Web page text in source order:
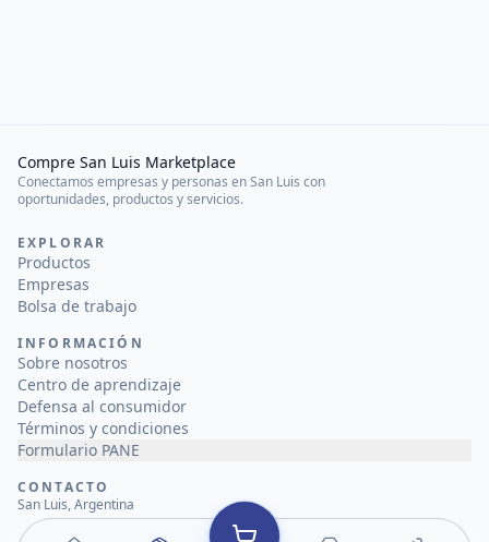
Compre San Luis Marketplace
Conectamos empresas y personas en San Luis con
oportunidades, productos y servicios.
EXPLORAR
Productos
Empresas
Bolsa de trabajo
INFORMACIÓN
Sobre nosotros
Centro de aprendizaje
Defensa al consumidor
Términos y condiciones
Formulario PANE
CONTACTO
San Luis, Argentina